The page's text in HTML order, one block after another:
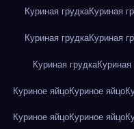
Куриная грудкаКуриная
Куриная грудкаКуриная
Куриная грудкаКуриная
Куриное яйцоКуриное яйцо
Куриное яйцоКуриное яйцо